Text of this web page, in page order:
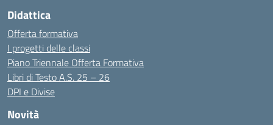
Didattica
Offerta formativa
I progetti delle classi
Piano Triennale Offerta Formativa
Libri di Testo A.S. 25 – 26
DPI e Divise
Novità